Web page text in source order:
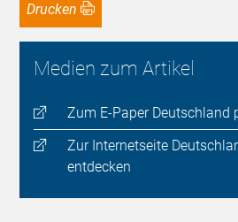
Drucken
Medien zum Artikel
Zum E-Paper Deutschland
Zur Internetseite
entdecken